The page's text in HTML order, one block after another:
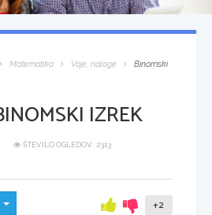
Matematika Vaje, naloge
Binomski
IZREK
ŠTEVILO OGLEDOV: 2313
Skrij/prikaži meni +2